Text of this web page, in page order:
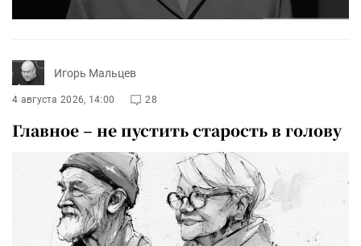
Игорь Мальцев
4 августа 2026, 14:00 28
Главное – не пустить старость в голову